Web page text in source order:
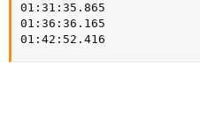
01:31:35.865
01:36:36.165
01:42:52.416